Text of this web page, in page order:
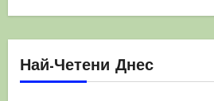
Най-Четени Днес